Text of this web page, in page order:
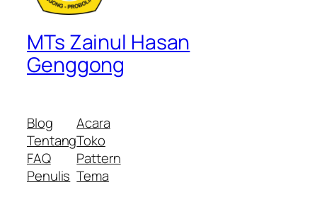
MTs Zainul Hasan
Genggong
Blog
Tentang
FAQ
Penulis
Acara
Toko
Pattern
Tema